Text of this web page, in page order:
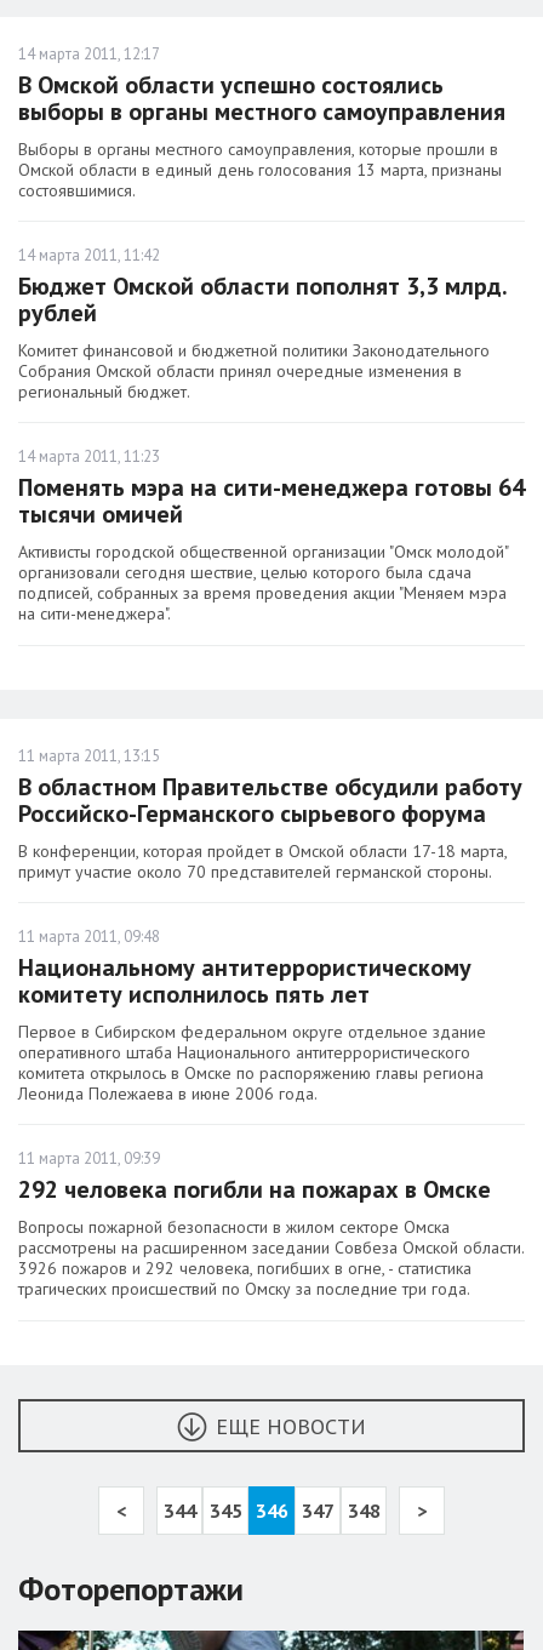
14 марта 2011, 12:17
В Омской области успешно состоялись
выборы в органы местного самоуправления
Выборы в органы местного самоуправления, которые прошли в
Омской области в единый день голосования 13 марта, признаны
состоявшимися.
14 марта 2011, 11:42
Бюджет Омской области пополнят 3,3 млрд.
рублей
Комитет финансовой и бюджетной политики Законодательного
Собрания Омской области принял очередные изменения в
региональный бюджет.
14 марта 2011, 11:23
Поменять мэра на сити-менеджера готовы 64
тысячи омичей
Активисты городской общественной организации "Омск молодой"
организовали сегодня шествие, целью которого была сдача
подписей, собранных за время проведения акции "Меняем мэра
на сити-менеджера".
11 марта 2011, 13:15
В областном Правительстве обсудили работу
Российско-Германского сырьевого форума
В конференции, которая пройдет в Омской области 17-18 марта,
примут участие около 70 представителей германской стороны.
11 марта 2011, 09:48
Национальному антитеррористическому
комитету исполнилось пять лет
Первое в Сибирском федеральном округе отдельное здание
оперативного штаба Национального антитеррористического
комитета открылось в Омске по распоряжению главы региона
Леонида Полежаева в июне 2006 года.
11 марта 2011, 09:39
292 человека погибли на пожарах в Омске
Вопросы пожарной безопасности в жилом секторе Омска
рассмотрены на расширенном заседании Совбеза Омской области.
3926 пожаров и 292 человека, погибших в огне, - статистика
трагических происшествий по Омску за последние три года.
ЕЩЕ НОВОСТИ
< 344 345 346 347 348 >
Фоторепортажи